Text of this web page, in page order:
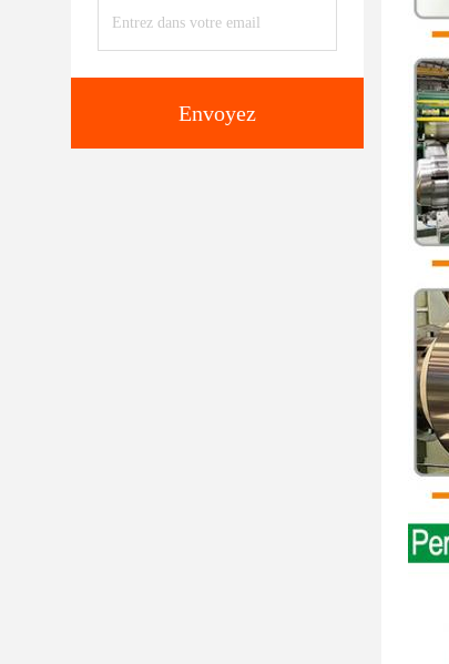
Envoyez